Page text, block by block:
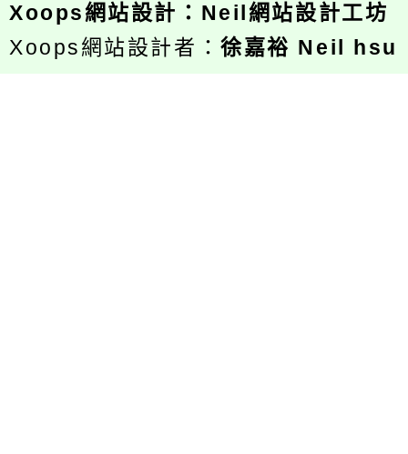
Xoops網站設計 ： Neil網站設計工坊
Xoops網站設計者：徐嘉裕 Neil hsu